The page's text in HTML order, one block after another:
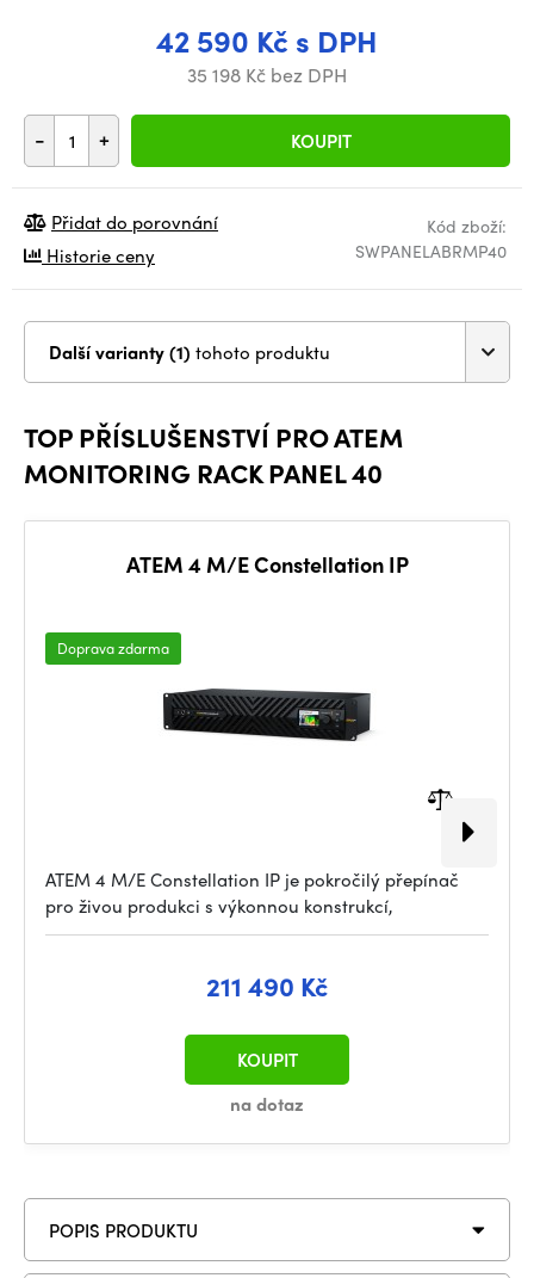
42 590 Kč s DPH
35 198 Kč bez DPH
- + KOUPIT
Kód zboží:
SWPANELABRMP40
Přidat do porovnání
Historie ceny
Další varianty (1) tohoto produktu
TOP PŘÍSLUŠENSTVÍ PRO ATEM
MONITORING RACK PANEL 40
ATEM 4 M/E Constellation IP
Doprava zdarma
ATEM 4 M/E Constellation IP je pokročilý přepínač
pro živou produkci s výkonnou konstrukcí,
211 490 Kč
na dotaz
KOUPIT
POPIS PRODUKTU